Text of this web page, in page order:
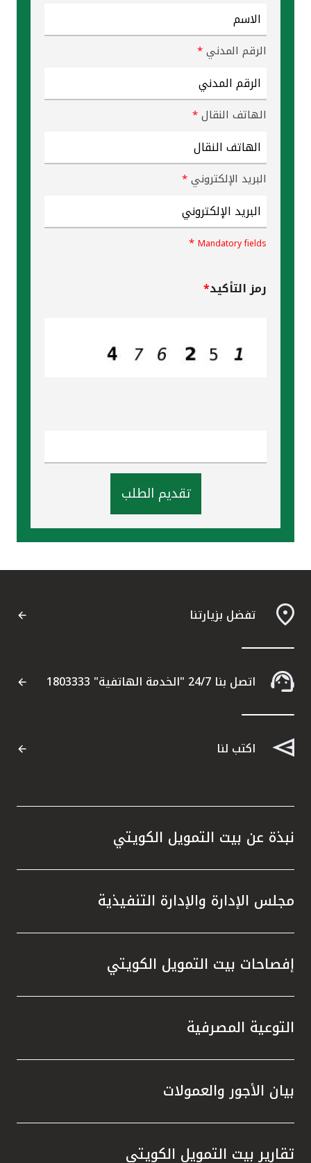
القنوات المصرفية
أدوات وخدمات
خدمات ما بعد البيع
اتصل بنا
ألمانيا
الرقم المدني*
الهاتف النقال*
البريد الإلكتروني*
Mandatory fields
*
رمز التأكيد*
تقديم الطلب
تفضل بزيارتنا
اتصل بنا 24/7 "الخدمة الهاتفية" 1803333
اكتب لنا
نبذة عن بيت التمويل الكويتي
مجلس الإدارة والإدارة التنفيذية
إفصاحات بيت التمويل الكويتي
التوعية المصرفية
بيان الأجور والعمولات
تقارير بيت التمويل الكويتي